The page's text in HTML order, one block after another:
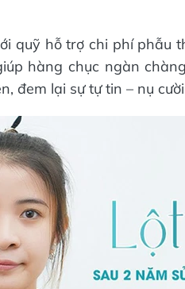
quỹ hỗ trợ chi phí phẫu
hàng chục ngàn
đem lại sự tự tin – nụ